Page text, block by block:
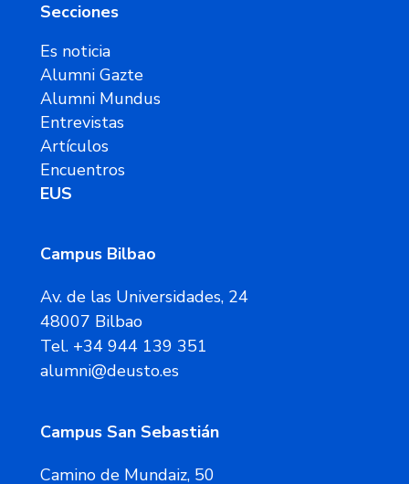
Secciones
Es noticia
Alumni Gazte
Alumni Mundus
Entrevistas
Artículos
Encuentros
EUS
Campus Bilbao
Av. de las Universidades, 24
48007 Bilbao
Tel. +34 944 139 351
alumni@deusto.es
Campus San Sebastián
Camino de Mundaiz, 50